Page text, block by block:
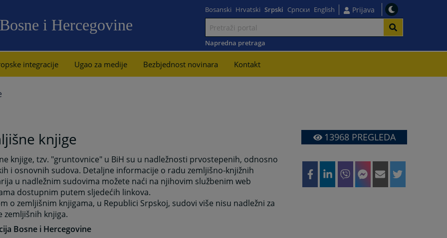
i Hercegovine
sadržaj
Bosanski Hrvatski Srpski Српски English Prijava
Napredna pretraga
integracije Ugao za medije Bezbjednost novinara Kontakt
knjige
knjige, tzv. "gruntovnice" u BiH su u nadležnosti prvostepenih, odnosno
i osnovnih sudova. Detaljne informacije o radu zemljišno-knjižnih
u nadležnim sudovima možete naći na njihovim službenim web
dostupnim putem sljedećih linkova.
o zemljišnim knjigama, u Republici Srpskoj, sudovi više nisu nadležni za
zemljišnih knjiga.
Bosne i Hercegovine
13968PREGLEDA